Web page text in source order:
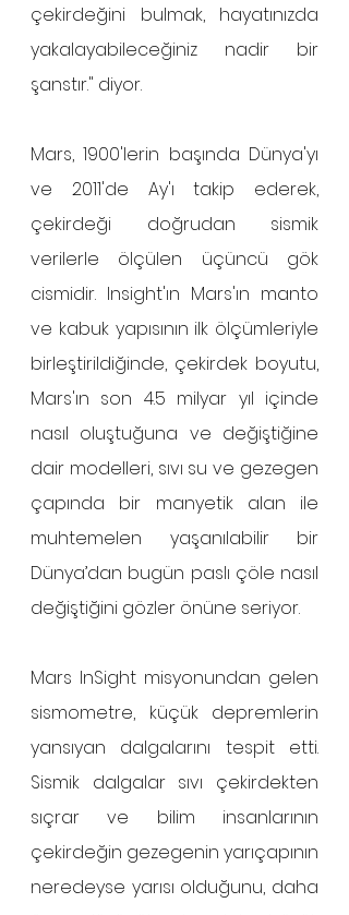
çekirdeğini bulmak, hayatınızda
yakalayabileceğiniz nadir bir
şanstır." diyor.
Mars, 1900'lerin başında Dünya'yı
ve 2011'de Ay'ı takip ederek,
çekirdeği doğrudan sismik
verilerle ölçülen üçüncü gök
cismidir. Insight'ın Mars'ın manto
ve kabuk yapısının ilk ölçümleriyle
birleştirildiğinde, çekirdek boyutu,
Mars'ın son 4.5 milyar yıl içinde
nasıl oluştuğuna ve değiştiğine
dair modelleri, sıvı su ve gezegen
çapında bir manyetik alan ile
muhtemelen yaşanılabilir bir
Dünya’dan bugün paslı çöle nasıl
değiştiğini gözler önüne seriyor.
Mars InSight misyonundan gelen
sismometre, küçük depremlerin
yansıyan dalgalarını tespit etti.
Sismik dalgalar sıvı çekirdekten
sıçrar ve bilim insanlarının
çekirdeğin gezegenin yarıçapının
neredeyse yarısı olduğunu, daha